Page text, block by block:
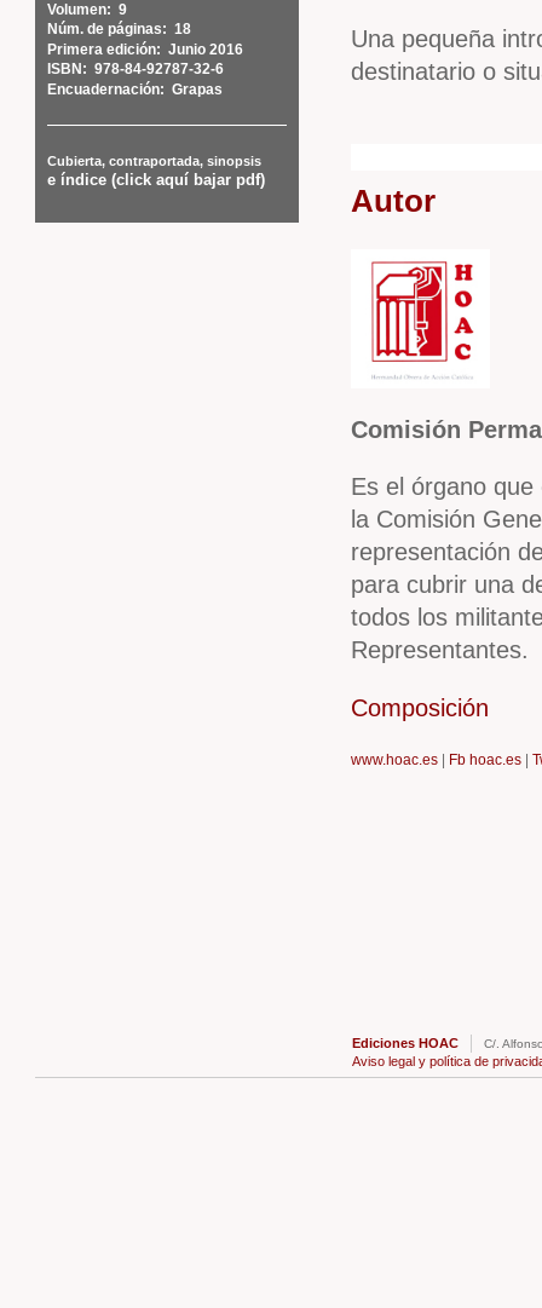
Una pequeña
destinatario o
Autor
Comisión
Es el órgano
la Comisión
representación
para cubrir una
todos los
Representantes.
Composición
www.hoac.es| Fb hoac.es|
Volumen: 9
Núm. de páginas: 18
Primera edición: Junio 2016
ISBN: 978-84-92787-32-6
Encuadernación: Grapas
Cubierta, contraportada, sinopsis
e índice (click aquí bajar pdf)
Ediciones HOAC C/.
Aviso legal y política de